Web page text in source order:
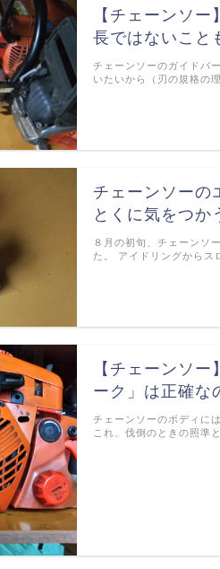
【チェーンソ
長ではないこと
チェーンソーのガイドバ
いたいから（刃の規格の
チェーンソーの
とくに気をつか
８月の初旬、チェーンソ
た。 アイドリングからス
【チェーンソ
ーク」は正確な
チェーンソーのボディに
これ、伐倒のときの照準